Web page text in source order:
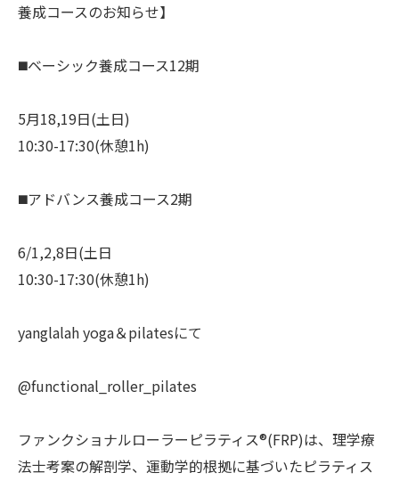
養成コースのお知らせ】
◼️ベーシック養成コース12期
5月18,19日(土日)
10:30-17:30(休憩1h)
◼️アドバンス養成コース2期
6/1,2,8日(土日
10:30-17:30(休憩1h)
yanglalah yoga＆pilatesにて
@functional_roller_pilates
ファンクショナルローラーピラティス®(FRP)は、理学療
法士考案の解剖学、運動学的根拠に基づいたピラティス